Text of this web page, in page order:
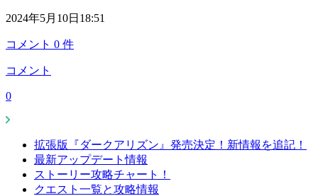
2024年5月10日18:51
コメント 0 件
コメント
0
拡張版『ダークアリズン』発売決定！新情報を追記！
最新アップデート情報
ストーリー攻略チャート！
クエスト一覧と攻略情報